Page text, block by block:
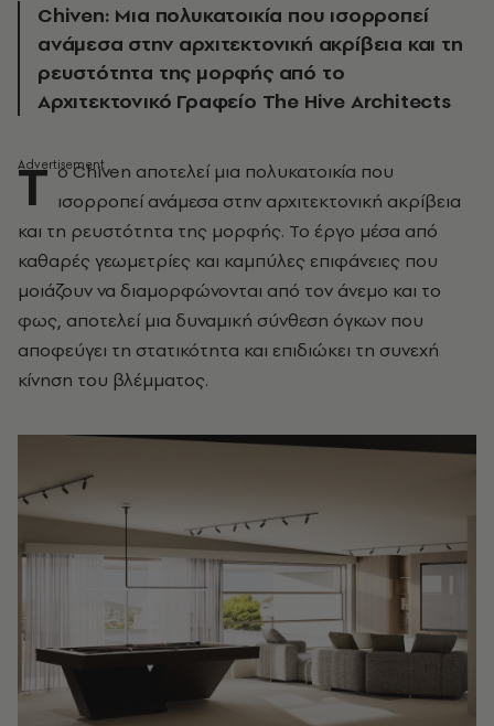
Chiven: Mια πολυκατοικία που ισορροπεί
ανάμεσα στην αρχιτεκτονική ακρίβεια και τη
ρευστότητα της μορφής από το
Αρχιτεκτονικό Γραφείο The Hive Architects
Τ ο Chiven αποτελεί μια πολυκατοικία που
ισορροπεί ανάμεσα στην αρχιτεκτονική ακρίβεια
και τη ρευστότητα της μορφής. Το έργο μέσα από
καθαρές γεωμετρίες και καμπύλες επιφάνειες που
μοιάζουν να διαμορφώνονται από τον άνεμο και το
φως, αποτελεί μια δυναμική σύνθεση όγκων που
αποφεύγει τη στατικότητα και επιδιώκει τη συνεχή
κίνηση του βλέμματος.